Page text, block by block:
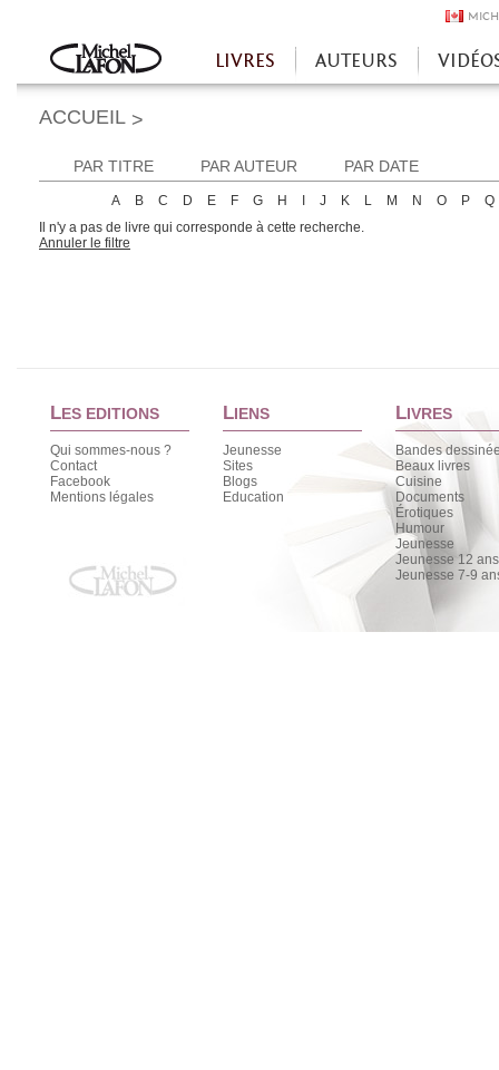
Accueil
LIVRES AUTEURS
ACCUEIL >
PAR TITRE PAR AUTEUR PAR DATE
A B C D E F G H J K L M N O P
Q
Il n'y a pas de livre qui corresponde à cette recherche.
Annuler le filtre
LES EDITIONS
Qui sommes-nous ?
Contact
Facebook
Mentions légales
LIENS
Jeunesse
Sites
Blogs
Education
LIVRES
Bandes
Beaux livres
Cuisine
Documents
Érotiques
Humour
Jeunesse
Jeunesse 12
Jeunesse 7-9